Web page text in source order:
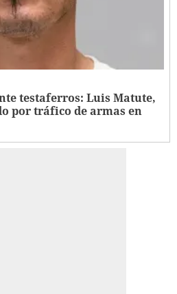
testaferros: Luis Matute,
por tráfico de armas en